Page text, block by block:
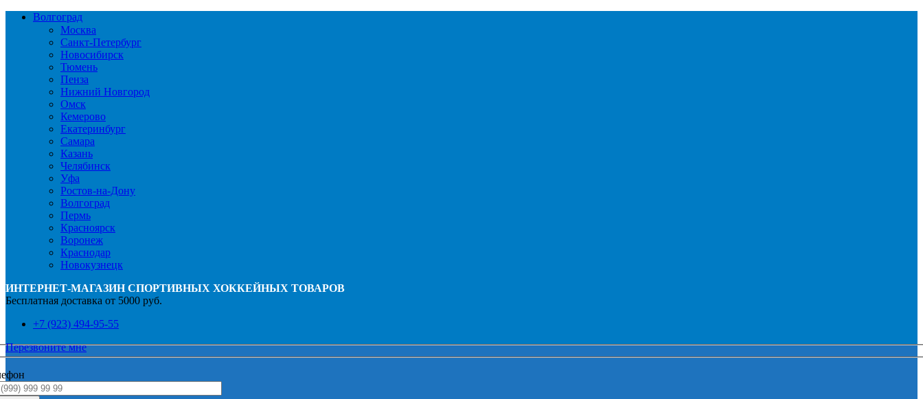
Волгоград
Москва
Санкт-Петербург
Новосибирск
Тюмень
Пенза
Нижний Новгород
Омск
Кемерово
Екатеринбург
Самара
Казань
Челябинск
Уфа
Ростов-на-Дону
Волгоград
Пермь
Красноярск
Воронеж
Краснодар
Новокузнецк
ИНТЕРНЕТ-МАГАЗИН СПОРТИВНЫХ ХОККЕЙНЫХ ТОВАРОВ
Бесплатная доставка от 5000 руб.
+7 (923) 494-95-55
Перезвоните мне